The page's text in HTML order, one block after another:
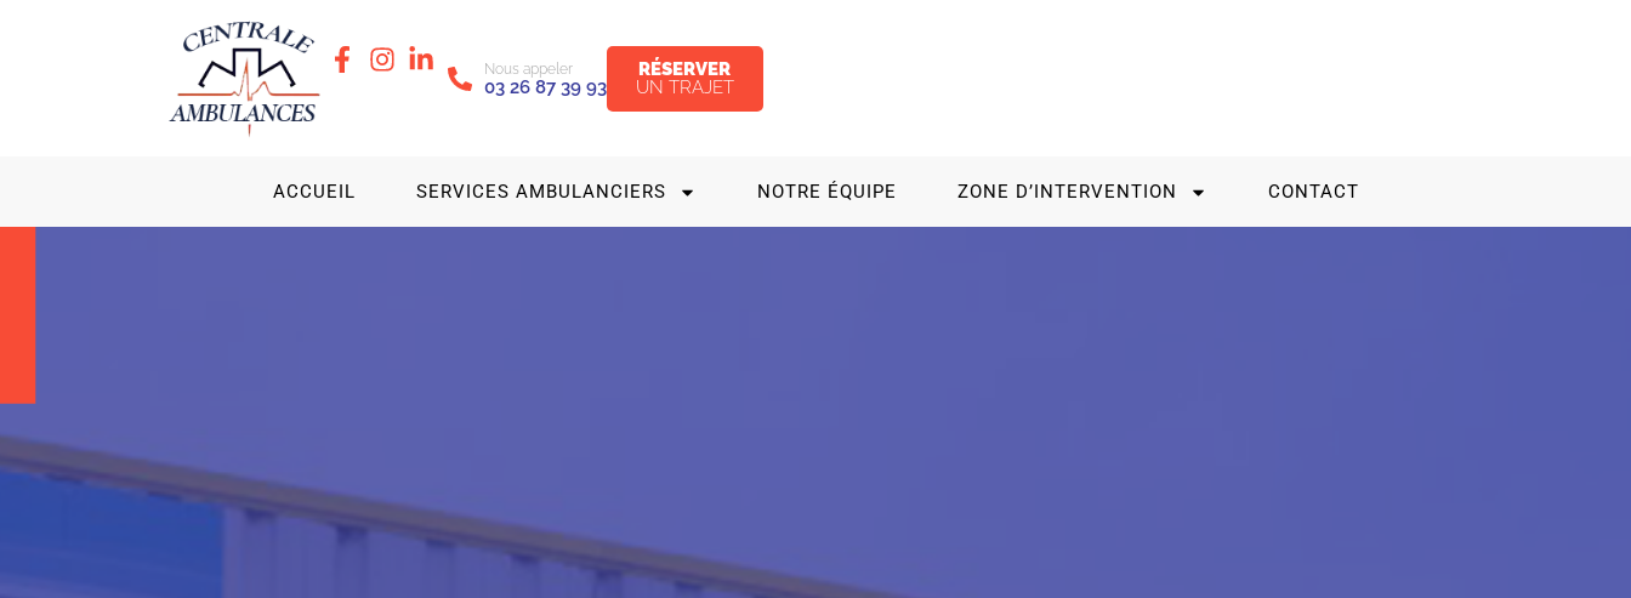
Nous appeler
03 26 87 39 93
RÉSERVER
UN TRAJET
ACCUEIL SERVICES AMBULANCIERS NOTRE ÉQUIPE ZONE D’INTERVENTION CONTACT